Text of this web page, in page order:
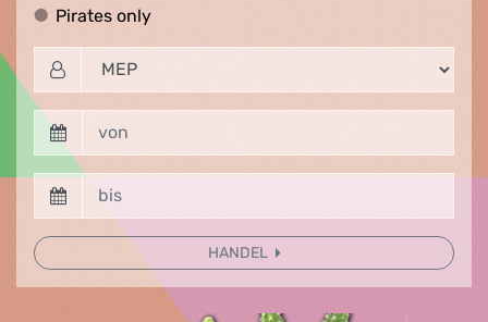
Pirates onlyPirates only
HANDEL